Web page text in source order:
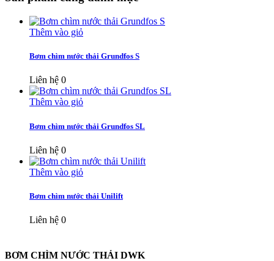
Thêm vào giỏ
Bơm chìm nước thải Grundfos S
Liên hệ 0
Thêm vào giỏ
Bơm chìm nước thải Grundfos SL
Liên hệ 0
Thêm vào giỏ
Bơm chìm nước thải Unilift
Liên hệ 0
BƠM CHÌM NƯỚC THẢI DWK